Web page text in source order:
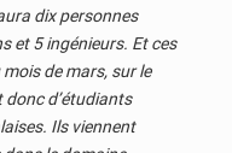
dix personnes
et 5 ingénieurs. Et ces
de mars, sur le
donc d’étudiants
Ils viennent